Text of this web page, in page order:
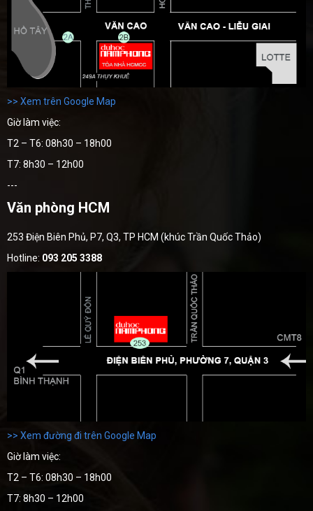
>> Xem trên Google Map
Giờ làm việc:
T2 – T6: 08h30 – 18h00
T7: 8h30 – 12h00
---
Văn phòng HCM
253 Điện Biên Phủ, P7, Q3, TP HCM (khúc Trần Quốc Thảo)
Hotline: 093 205 3388
>> Xem đường đi trên Google Map
Giờ làm việc:
T2 – T6: 08h30 – 18h00
T7: 8h30 – 12h00